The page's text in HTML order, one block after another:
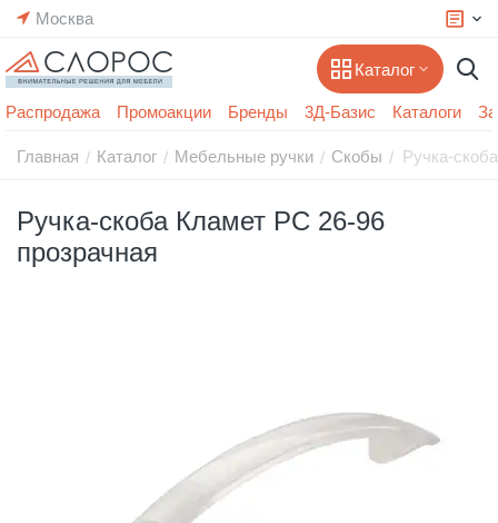
Москва
Каталог
Распродажа Промоакции Бренды 3Д-Базис Каталоги
Главная / Каталог / Мебельные ручки / Скобы / Ручка-
Ручка-скоба Кламет РС 26-96
прозрачная